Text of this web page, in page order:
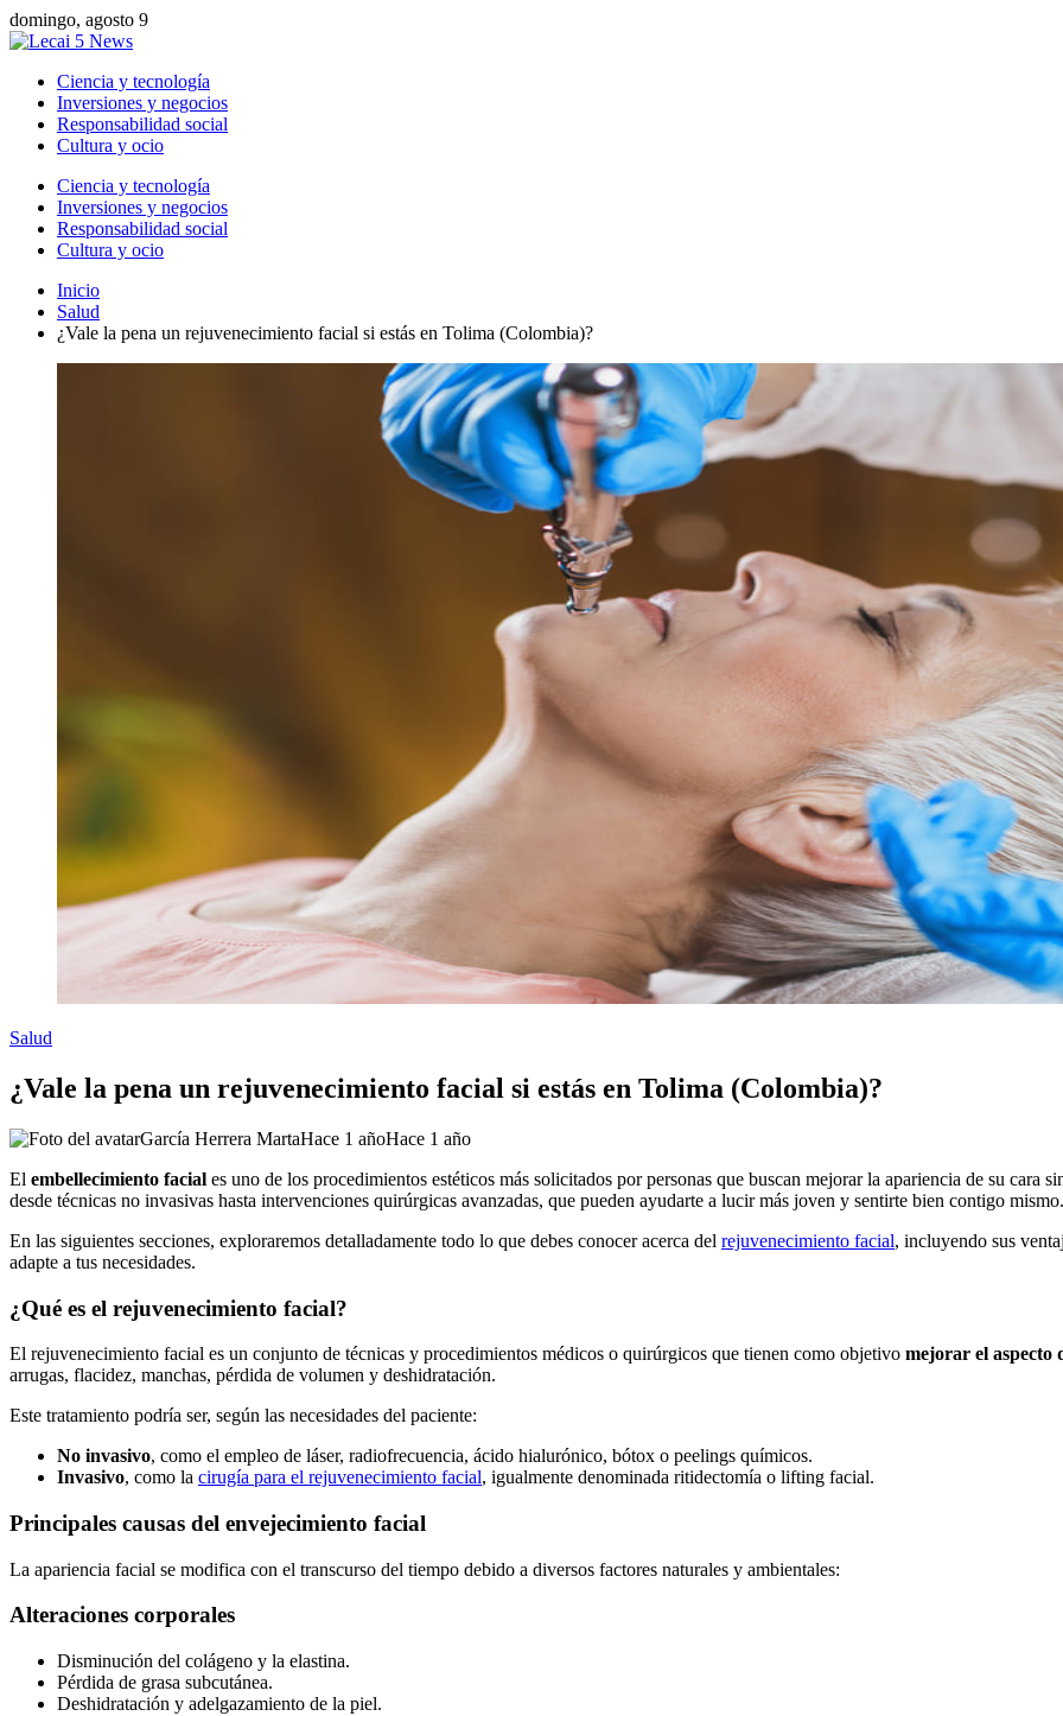
domingo, agosto 9
Ciencia y tecnología
Inversiones y negocios
Responsabilidad social
Cultura y ocio
Ciencia y tecnología
Inversiones y negocios
Responsabilidad social
Cultura y ocio
Inicio
Salud
¿Vale la pena un rejuvenecimiento facial si estás en Tolima (Colombia)?
Salud
¿Vale la pena un rejuvenecimiento facial si estás en Tolima (Colombia)?
García Herrera MartaHace 1 añoHace 1 año
El embellecimiento facial es uno de los procedimientos estéticos más solicitados por personas que buscan mejorar la apariencia de su cara
desde técnicas no invasivas hasta intervenciones quirúrgicas avanzadas, que pueden ayudarte a lucir más joven y sentirte bien contigo mismo.
En las siguientes secciones, exploraremos detalladamente todo lo que debes conocer acerca del rejuvenecimiento facial, incluyendo sus
adapte a tus necesidades.
¿Qué es el rejuvenecimiento facial?
El rejuvenecimiento facial es un conjunto de técnicas y procedimientos médicos o quirúrgicos que tienen como objetivo mejorar el aspecto
arrugas, flacidez, manchas, pérdida de volumen y deshidratación.
Este tratamiento podría ser, según las necesidades del paciente:
No invasivo, como el empleo de láser, radiofrecuencia, ácido hialurónico, bótox o peelings químicos.
Invasivo, como la cirugía para el rejuvenecimiento facial, igualmente denominada ritidectomía o lifting facial.
Principales causas del envejecimiento facial
La apariencia facial se modifica con el transcurso del tiempo debido a diversos factores naturales y ambientales:
Alteraciones corporales
Disminución del colágeno y la elastina.
Pérdida de grasa subcutánea.
Deshidratación y adelgazamiento de la piel.